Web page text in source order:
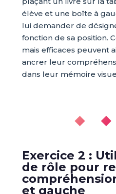
élève et une boîte à
lui demander de
fonction de sa position.
mais efficaces peuvent
ancrer leur
dans leur mémoire
◆
Exercice 2 :
de rôle pour
et gauche